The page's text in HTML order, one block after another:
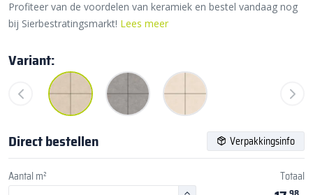
Profiteer van de voordelen van keramiek en bestel vandaag nog
bij Sierbestratingsmarkt! Lees meer
Variant:
Direct bestellen Verpakkingsinfo
Aantal m² Totaal